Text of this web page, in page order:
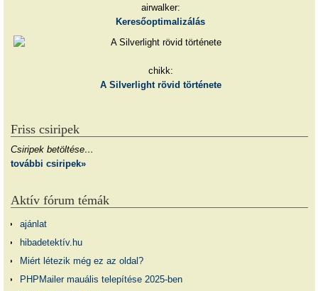
airwalker:
Keresőoptimalizálás
chikk:
A Silverlight rövid története
Friss csiripek
Csiripek betöltése…
további csiripek»
Aktív fórum témák
ajánlat
hibadetektív.hu
Miért létezik még ez az oldal?
PHPMailer mauális telepítése 2025-ben